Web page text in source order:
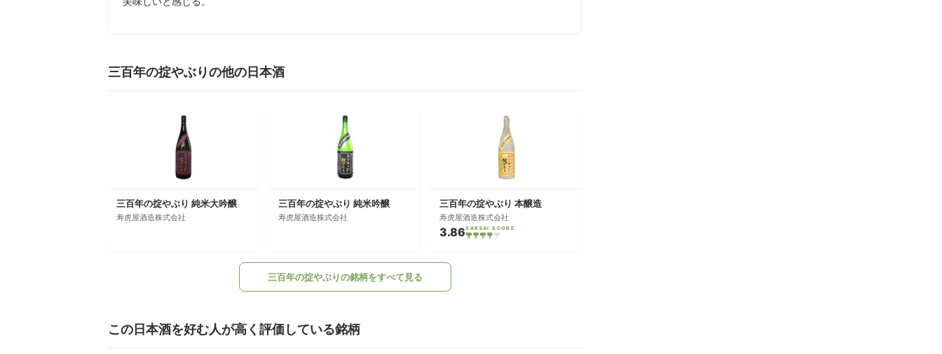
三百年の掟やぶりの他の日本酒
三百年の掟やぶり 純米大吟醸
寿虎屋酒造株式会社
三百年の掟やぶり 純米吟醸
寿虎屋酒造株式会社
三百年の掟やぶり 本醸造
寿虎屋酒造株式会社
3.86SAKEAI SCORE
三百年の掟やぶりの銘柄をすべて見る
この日本酒を好む人が高く評価している銘柄